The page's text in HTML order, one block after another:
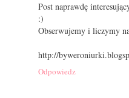
Post naprawdę
:)
Obserwujemy i liczymy
http://
Odpowiedz